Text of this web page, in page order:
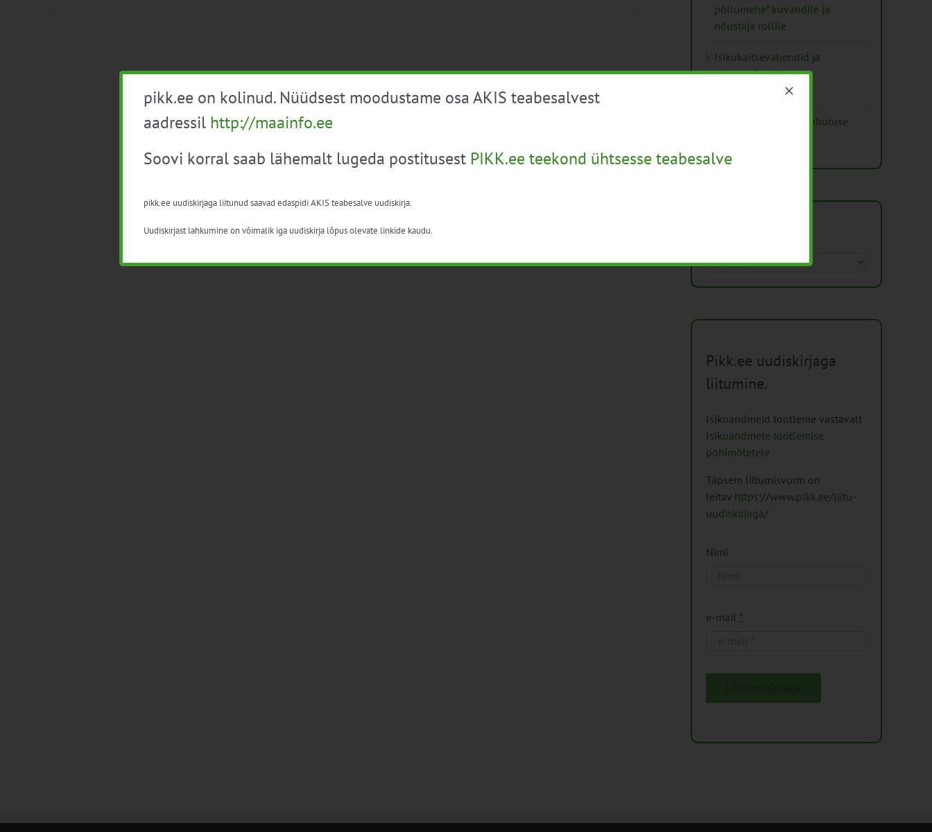
põllumehe” kuvandile ja
nõustaja rollile
Isikukaitsevahendid ja
ohutusnõuded
taimekaitsetöödel
Mida näitavad toiduohutuse
Arhiiv
Pikk.ee uudiskirjaga
liitumine.
Isikuandmeid töötleme vastavalt
Isikuandmete töötlemise
põhimõtetele
Täpsem liitumisvorm on
leitav https://www.pikk.ee/liitu-
uudiskirjaga/
Nimi
e-mail *
pikk.ee on kolinud. Nüüdsest moodustame osa AKIS teabesalvest
aadressil http://maainfo.ee
Soovi korral saab lähemalt lugeda postitusest PIKK.ee teekond ühtsesse teabesalve
pikk.ee uudiskirjaga liitunud saavad edaspidi AKIS teabesalve uudiskirja.
Uudiskirjast lahkumine on võimalik iga uudiskirja lõpus olevate linkide kaudu.